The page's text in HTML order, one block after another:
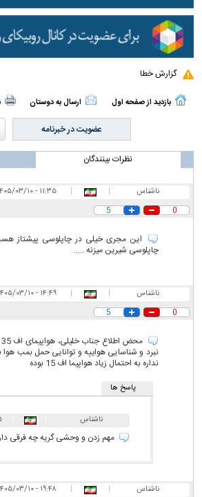
گزارش خطا
بازدید از صفحه اول ارسال به دوستان
عضویت در خبرنامه
نظرات بینندگان
ناشناس |
|
۱۱:۳۵ - ۱۴۰۵/۰۳/۱۰
0
5
این مجری خیلی در چاپلوسی پیشتاز
چاپلوسی شیرین میزنه .....
ناشناس |
|
۱۴:۴۹ - ۱۴۰۵/۰۳/۱۰
0
5
نبرد و شناسایی هواییه و توانایی حمل بمب
نداره به احتمال زیاد هواپیما اف 15 بوده
پاسخ ها
ناشناس
مهم زدن و وحشی گریه چه فرقی
ناشناس |
|
۱۹:۴۸ - ۱۴۰۵/۰۳/۱۰